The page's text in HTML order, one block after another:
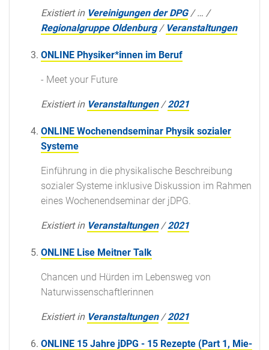
Existiert in Vereinigungen der DPG /… /
Regionalgruppe Oldenburg / Veranstaltungen
ONLINE Physiker*innen im Beruf
- Meet your Future
Existiert in Veranstaltungen /2021
ONLINE Wochenendseminar Physik sozialer
Systeme
Einführung in die physikalische Beschreibung
sozialer Systeme inklusive Diskussion im Rahmen
eines Wochenendseminar der jDPG.
Existiert in Veranstaltungen /2021
ONLINE Lise Meitner Talk
Chancen und Hürden im Lebensweg von
Naturwissenschaftlerinnen
Existiert in Veranstaltungen /2021
ONLINE 15 Jahre jDPG - 15 Rezepte (Part 1, Mie-